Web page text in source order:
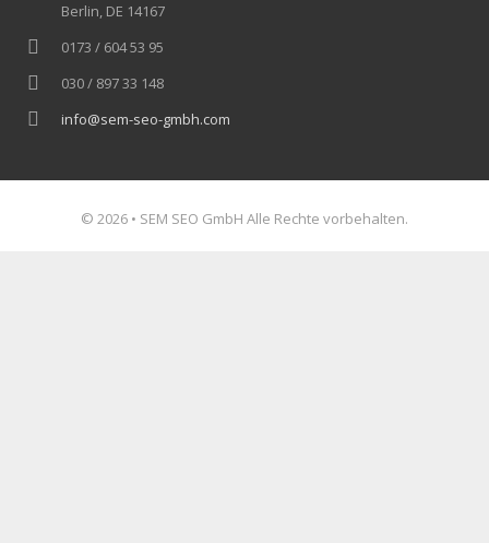
Berlin, DE 14167
0173 / 604 53 95
030 / 897 33 148
info@sem-seo-gmbh.com
© 2026 • SEM SEO GmbH Alle Rechte vorbehalten.